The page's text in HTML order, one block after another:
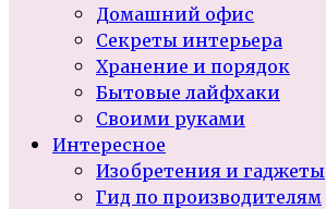
Домашний офис
Секреты интерьера
Хранение и порядок
Бытовые лайфхаки
Своими руками
Интересное
Изобретения и гаджеты
Гид по производителям